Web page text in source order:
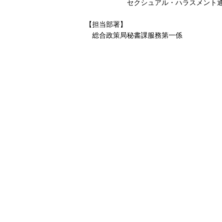
セクシュアル・ハラスメント通
【担当部署】
総合政策局秘書課服務第一係